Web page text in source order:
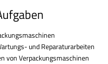
und Reparaturarbeiten
von Verpackungsmaschinen